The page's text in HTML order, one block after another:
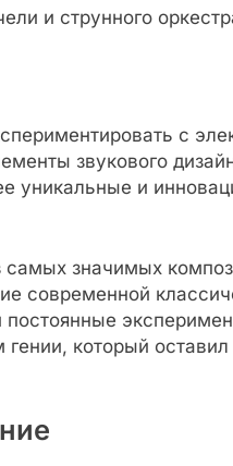
и струнного
с
звукового
уникальные и
значимых
современной
который